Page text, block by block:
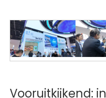
Vooruitkijkend: